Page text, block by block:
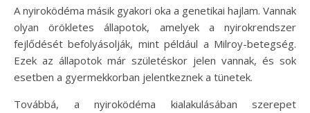
A nyiroködéma másik gyakori oka a genetikai hajlam. Vannak
olyan örökletes állapotok, amelyek a nyirokrendszer
fejlődését befolyásolják, mint például a Milroy-betegség.
Ezek az állapotok már születéskor jelen vannak, és sok
esetben a gyermekkorban jelentkeznek a tünetek.
Továbbá, a nyiroködéma kialakulásában szerepet